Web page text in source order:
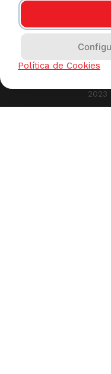
Política de Cookies